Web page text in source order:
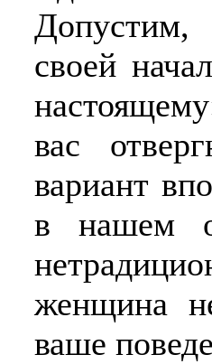
своей
вас
вариант
в нашем
женщина
ваше